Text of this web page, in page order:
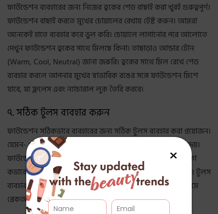
ফাউন্ডেশন ব্যবহারের জন্য নিজের ত্বকের শেড বাছাই করা খুবই গুরুত্বপূর্ণ।
ফাউন্ডেশন বাছাই করতে মুখের চোয়ালের রেখায় টেষ্ট করুন। আমরা
অনেকেই হাতে ব্যবহার করে ভুল করি। চোয়ালে লাগানোর পরে আলোতে
দেখুন ফাউন্ডেশন ত্বকের সাথে মিলছে কিনা। তাছাড়াও আন্ডার টোন
(Warm, Cool, Neutral) জানা জরুরি। ত্বকের সাথে মিল রেখে শেড
ব্যবহার করলে আপনার মুখের স্বাভাবিক রঙের সঙ্গে ফাউন্ডেশন মিশে
যাবে, যা ফ্ললেস এবং ন্যাচারাল লুক তৈরি করবে।
৭. সঠিক টুলস ব্যবহার করুন
ফাউন্ডেশন সঠিকভাবে ব্যবহারের জন্য সঠিক টুলস ব্যবহার করা প্রয়োজন।
যেমন- ব্লেন্ডার, যা ন্যাচারাল ফিনিশ এবং হালকা এয়ারব্রাশ লুক দেয়।
ফাউন্ডেশন ব্রাশ যা হাই-কভারেজ ও সমান লেয়ার তৈরি করে। হালকা
কভারেজের জন্য কোনো টুলস ছাড়াই আঙুল ব্যবহার করতে পারেন। টুলস
ব্যবহার করার আগে অবশ্যই পরিষ্কার রাখুন, নাহলে ব্যাকটেরিয়া জমে
ব্রেকআউট হতে পারে।